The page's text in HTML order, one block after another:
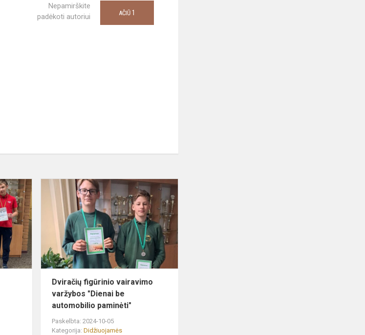
Nepamirškite
padėkoti autoriui
AČIŪ 1
Orientavimosi
pažinimo
Vilniaus
gatvėmis
varžybos
Dviračių
"Dienai
be
Dviračių figūrinio vairavimo
varžybos "Dienai be
automobilio paminėti"
Paskelbta: 2024-10-05
Kategorija:Didžiuojamės